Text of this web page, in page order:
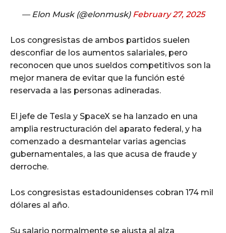
— Elon Musk (@elonmusk) February 27, 2025
Los congresistas de ambos partidos suelen
desconfiar de los aumentos salariales, pero
reconocen que unos sueldos competitivos son la
mejor manera de evitar que la función esté
reservada a las personas adineradas.
El jefe de Tesla y SpaceX se ha lanzado en una
amplia restructuración del aparato federal, y ha
comenzado a desmantelar varias agencias
gubernamentales, a las que acusa de fraude y
derroche.
Los congresistas estadounidenses cobran 174 mil
dólares al año.
Su salario normalmente se ajusta al alza